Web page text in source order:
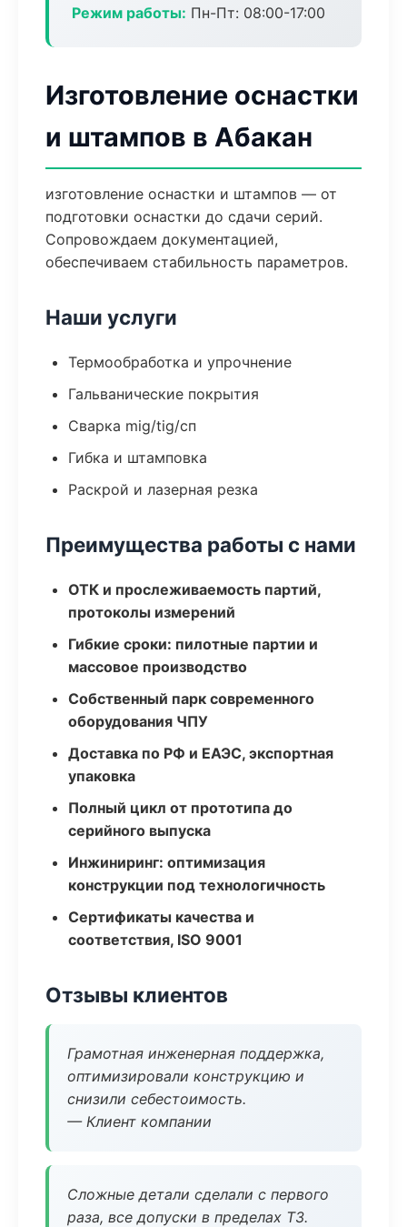
Режим работы: Пн-Пт: 08:00-17:00
Изготовление оснастки
и штампов в Абакан
изготовление оснастки и штампов — от
подготовки оснастки до сдачи серий.
Сопровождаем документацией,
обеспечиваем стабильность параметров.
Наши услуги
Термообработка и упрочнение
Гальванические покрытия
Сварка mig/tig/сп
Гибка и штамповка
Раскрой и лазерная резка
Преимущества работы с нами
ОТК и прослеживаемость партий,
протоколы измерений
Гибкие сроки: пилотные партии и
массовое производство
Собственный парк современного
оборудования ЧПУ
Доставка по РФ и ЕАЭС, экспортная
упаковка
Полный цикл от прототипа до
серийного выпуска
Инжиниринг: оптимизация
конструкции под технологичность
Сертификаты качества и
соответствия, ISO 9001
Отзывы клиентов
Грамотная инженерная поддержка,
оптимизировали конструкцию и
снизили себестоимость.
— Клиент компании
Сложные детали сделали с первого
раза, все допуски в пределах ТЗ.